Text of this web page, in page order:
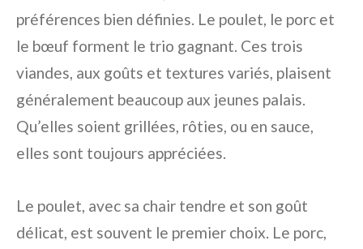
préférences bien définies. Le poulet, le porc et
le bœuf forment le trio gagnant. Ces trois
viandes, aux goûts et textures variés, plaisent
généralement beaucoup aux jeunes palais.
Qu’elles soient grillées, rôties, ou en sauce,
elles sont toujours appréciées.
Le poulet, avec sa chair tendre et son goût
délicat, est souvent le premier choix. Le porc,